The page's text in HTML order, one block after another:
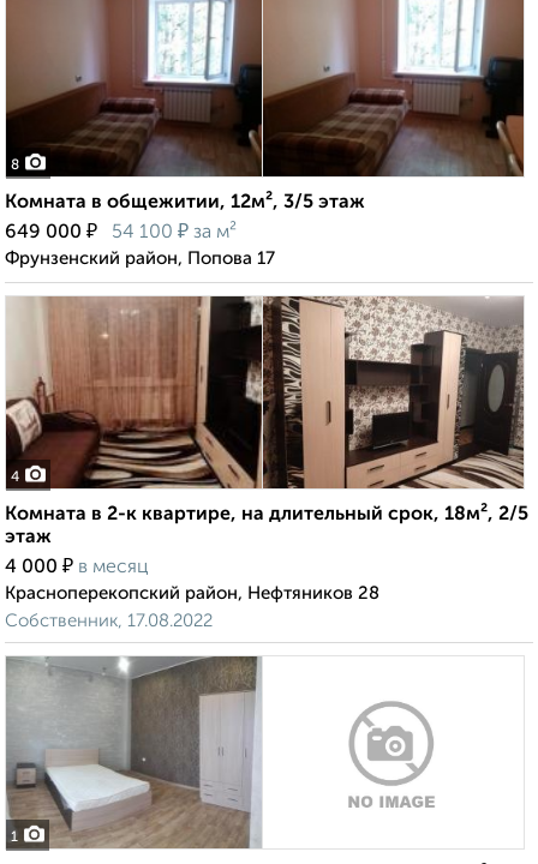
8
Комната в общежитии, 12м², 3/5 этаж
649 000 ₽ 54 100 ₽ за м²
Фрунзенский район, Попова 17
4
Комната в 2-к квартире, на длительный срок, 18м², 2/5
этаж
4 000 ₽ в месяц
Красноперекопский район, Нефтяников 28
Собственник, 17.08.2022
1